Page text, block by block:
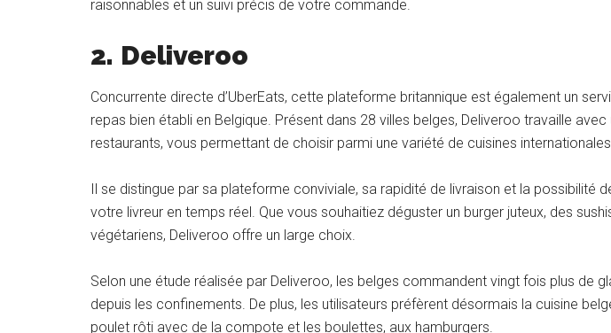
raisonnables et un suivi précis de votre commande.
2. Deliveroo
Concurrente directe d’UberEats, cette plateforme britannique est également un
repas bien établi en Belgique. Présent dans 28 villes belges, Deliveroo travaille avec
restaurants, vous permettant de choisir parmi une variété de cuisines
Il se distingue par sa plateforme conviviale, sa rapidité de livraison et la possibilité
votre livreur en temps réel. Que vous souhaitiez déguster un burger juteux, des
végétariens, Deliveroo offre un large choix.
Selon une étude réalisée par Deliveroo, les belges commandent vingt fois plus de
depuis les confinements. De plus, les utilisateurs préfèrent désormais la cuisine
poulet rôti avec de la compote et les boulettes, aux hamburgers.